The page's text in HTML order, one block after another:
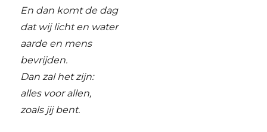
En dan komt de dag
dat wij licht en water
aarde en mens
bevrijden.
Dan zal het zijn:
alles voor allen,
zoals jij bent.